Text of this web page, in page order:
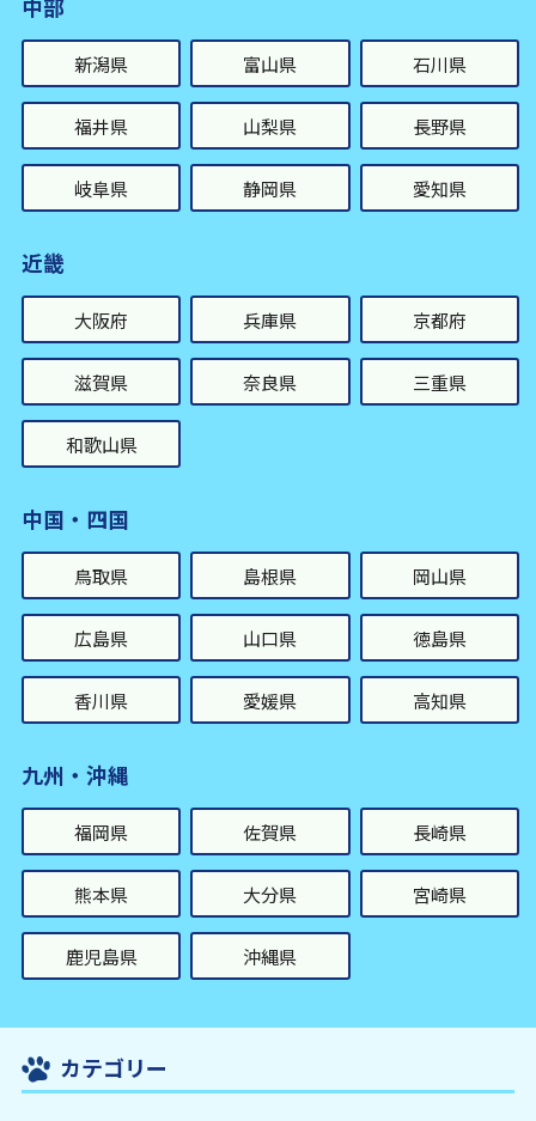
中部
新潟県 富山県 石川県
福井県 山梨県 長野県
岐阜県 静岡県 愛知県
近畿
大阪府 兵庫県 京都府
滋賀県 奈良県 三重県
和歌山県
中国・四国
鳥取県 島根県 岡山県
広島県 山口県 徳島県
香川県 愛媛県 高知県
九州・沖縄
福岡県 佐賀県 長崎県
熊本県 大分県 宮崎県
鹿児島県 沖縄県
カテゴリー